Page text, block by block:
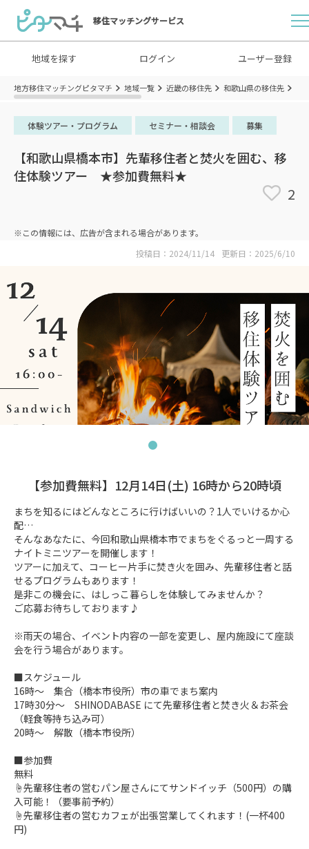
移住マッチングサービス
地域を探す ログイン ユーザー登録
地方移住マッチングピタマチ 地域一覧 近畿の移住先 和歌山県の移住先
体験ツアー・プログラム セミナー・相談会 募集
【和歌山県橋本市】先輩移住者と焚火を囲む、移
住体験ツアー ★参加費無料★
2
※この情報には、広告が含まれる場合があります。
投稿日：2024/11/14
更新日：2025/6/10
【参加費無料】12月14日(土) 16時から20時頃
まちを知るにはどんなところに行けばいいの？1人でいけるか心
配…
そんなあなたに、今回和歌山県橋本市でまちをぐるっと一周する
ナイトミニツアーを開催します！
ツアーに加えて、コーヒー片手に焚き火を囲み、先輩移住者と話
せるプログラムもあります！
是非この機会に、はしっこ暮らしを体験してみませんか？
ご応募お待ちしております♪
※雨天の場合、イベント内容の一部を変更し、屋内施設にて座談
会を行う場合があります。
■スケジュール
16時～　集合（橋本市役所）市の車でまち案内
17時30分～　SHINODABASE にて先輩移住者と焚き火＆お茶会
（軽食等持ち込み可）
20時～　解散（橋本市役所）
■参加費
無料
☝先輩移住者の営むパン屋さんにてサンドイッチ（500円）の購
入可能！（要事前予約）
☝先輩移住者の営むカフェが出張営業してくれます！(一杯400
円)